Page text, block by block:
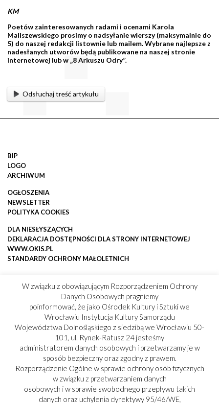
KM
Poetów zainteresowanych radami i ocenami Karola
Maliszewskiego prosimy o nadsyłanie wierszy (maksymalnie do
5) do naszej redakcji listownie lub mailem. Wybrane najlepsze z
nadesłanych utworów będą publikowane na naszej stronie
internetowej lub w „8 Arkuszu Odry”.
Odsłuchaj treść artykułu
BIP
LOGO
ARCHIWUM
OGŁOSZENIA
NEWSLETTER
POLITYKA COOKIES
DLA NIESŁYSZĄCYCH
DEKLARACJA DOSTĘPNOŚCI DLA STRONY INTERNETOWEJ
WWW.OKIS.PL
STANDARDY OCHRONY MAŁOLETNICH
W związku z obowiązującym Rozporządzeniem Ochrony
Danych Osobowych pragniemy
poinformować, że jako Ośrodek Kultury i Sztuki we
Wrocławiu Instytucja Kultury Samorządu
Województwa Dolnośląskiego z siedzibą we Wrocławiu 50-
101, ul. Rynek-Ratusz 24 jesteśmy
administratorem danych osobowych i przetwarzamy je w
sposób bezpieczny oraz zgodny z prawem.
Rozporządzenie Ogólne w sprawie ochrony osób fizycznych
w związku z przetwarzaniem danych
osobowych i w sprawie swobodnego przepływu takich
danych oraz uchylenia dyrektywy 95/46/WE,